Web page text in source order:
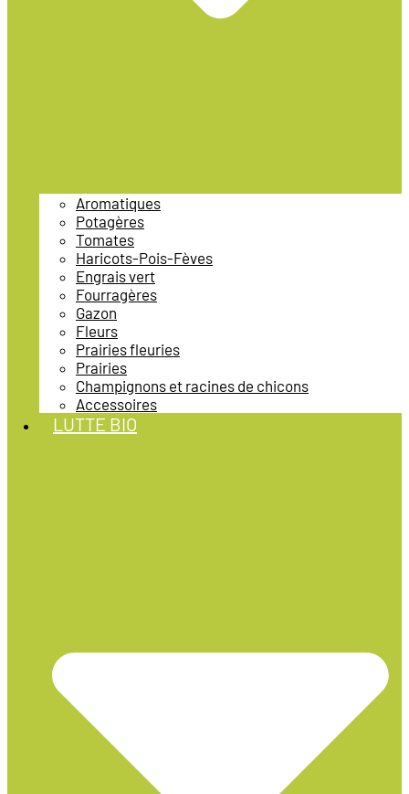
Aromatiques
Potagères
Tomates
Haricots-Pois-Fèves
Engrais vert
Fourragères
Gazon
Fleurs
Prairies fleuries
Prairies
Champignons et racines de chicons
Accessoires
LUTTE BIO